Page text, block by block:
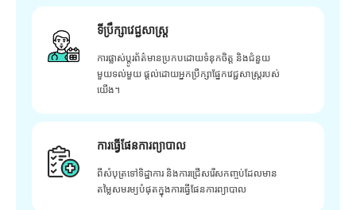
ទីប្រឹក្សាវេជ្ជសាស្ត្រ
ការផ្លាស់ប្តូរព័ត៌មានប្រកបដោយទំនុកចិត្ត និងជំនួយ
មួយទល់មួយ ផ្តល់ដោយអ្នកប្រឹក្សាផ្នែកវេជ្ជសាស្រ្តរបស់
យើង។
ការធ្វើផែនការព្យាបាល
ពីសំបុត្រទៅទិដ្ឋាការ និងការជ្រើសរើសកញ្ចប់ដែលមាន
តម្លៃសមរម្យបំផុតក្នុងការធ្វើផែនការព្យាបាល